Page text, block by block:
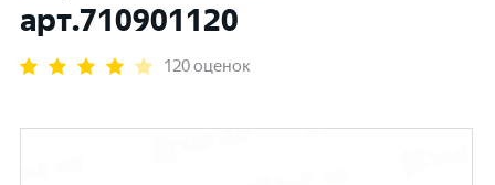
арт.710901120
120 оценок